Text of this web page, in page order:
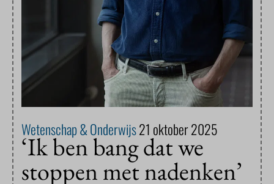
Wetenschap & Onderwijs21 oktober 2025
‘Ik ben bang dat we
stoppen met nadenken’